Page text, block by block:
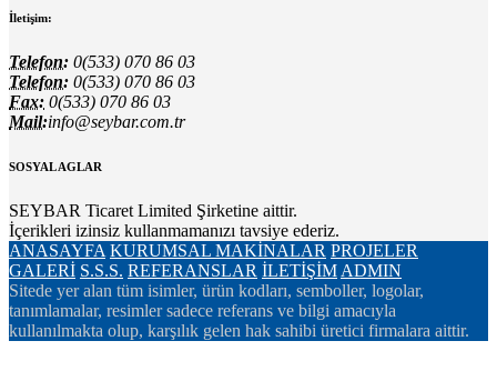
İletişim:
Telefon: 0(533) 070 86 03
Telefon: 0(533) 070 86 03
Fax: 0(533) 070 86 03
Mail:info@seybar.com.tr
SOSYAL AGLAR
SEYBAR Ticaret Limited Şirketine aittir.
İçerikleri izinsiz kullanmamanızı tavsiye ederiz.
ANASAYFA KURUMSAL MAKİNALAR PROJELER
GALERİ S.S.S. REFERANSLAR İLETİŞİM ADMIN
Sitede yer alan tüm isimler, ürün kodları, semboller, logolar,
tanımlamalar, resimler sadece referans ve bilgi amacıyla
kullanılmakta olup, karşılık gelen hak sahibi üretici firmalara aittir.